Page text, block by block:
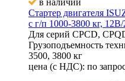
в наличии
Стартер двигателя
с г/п 1000-3800 кг,
Для серий CPCD,
Грузоподъемность
3500, 3800 кг
цена (с НДС): по